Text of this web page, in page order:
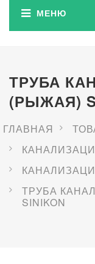
ТРУБА
(РЫЖАЯ)
ГЛАВНАЯ
ТРУБА
SINIKON